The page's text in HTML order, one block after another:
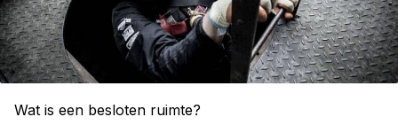
Wat is een besloten ruimte?